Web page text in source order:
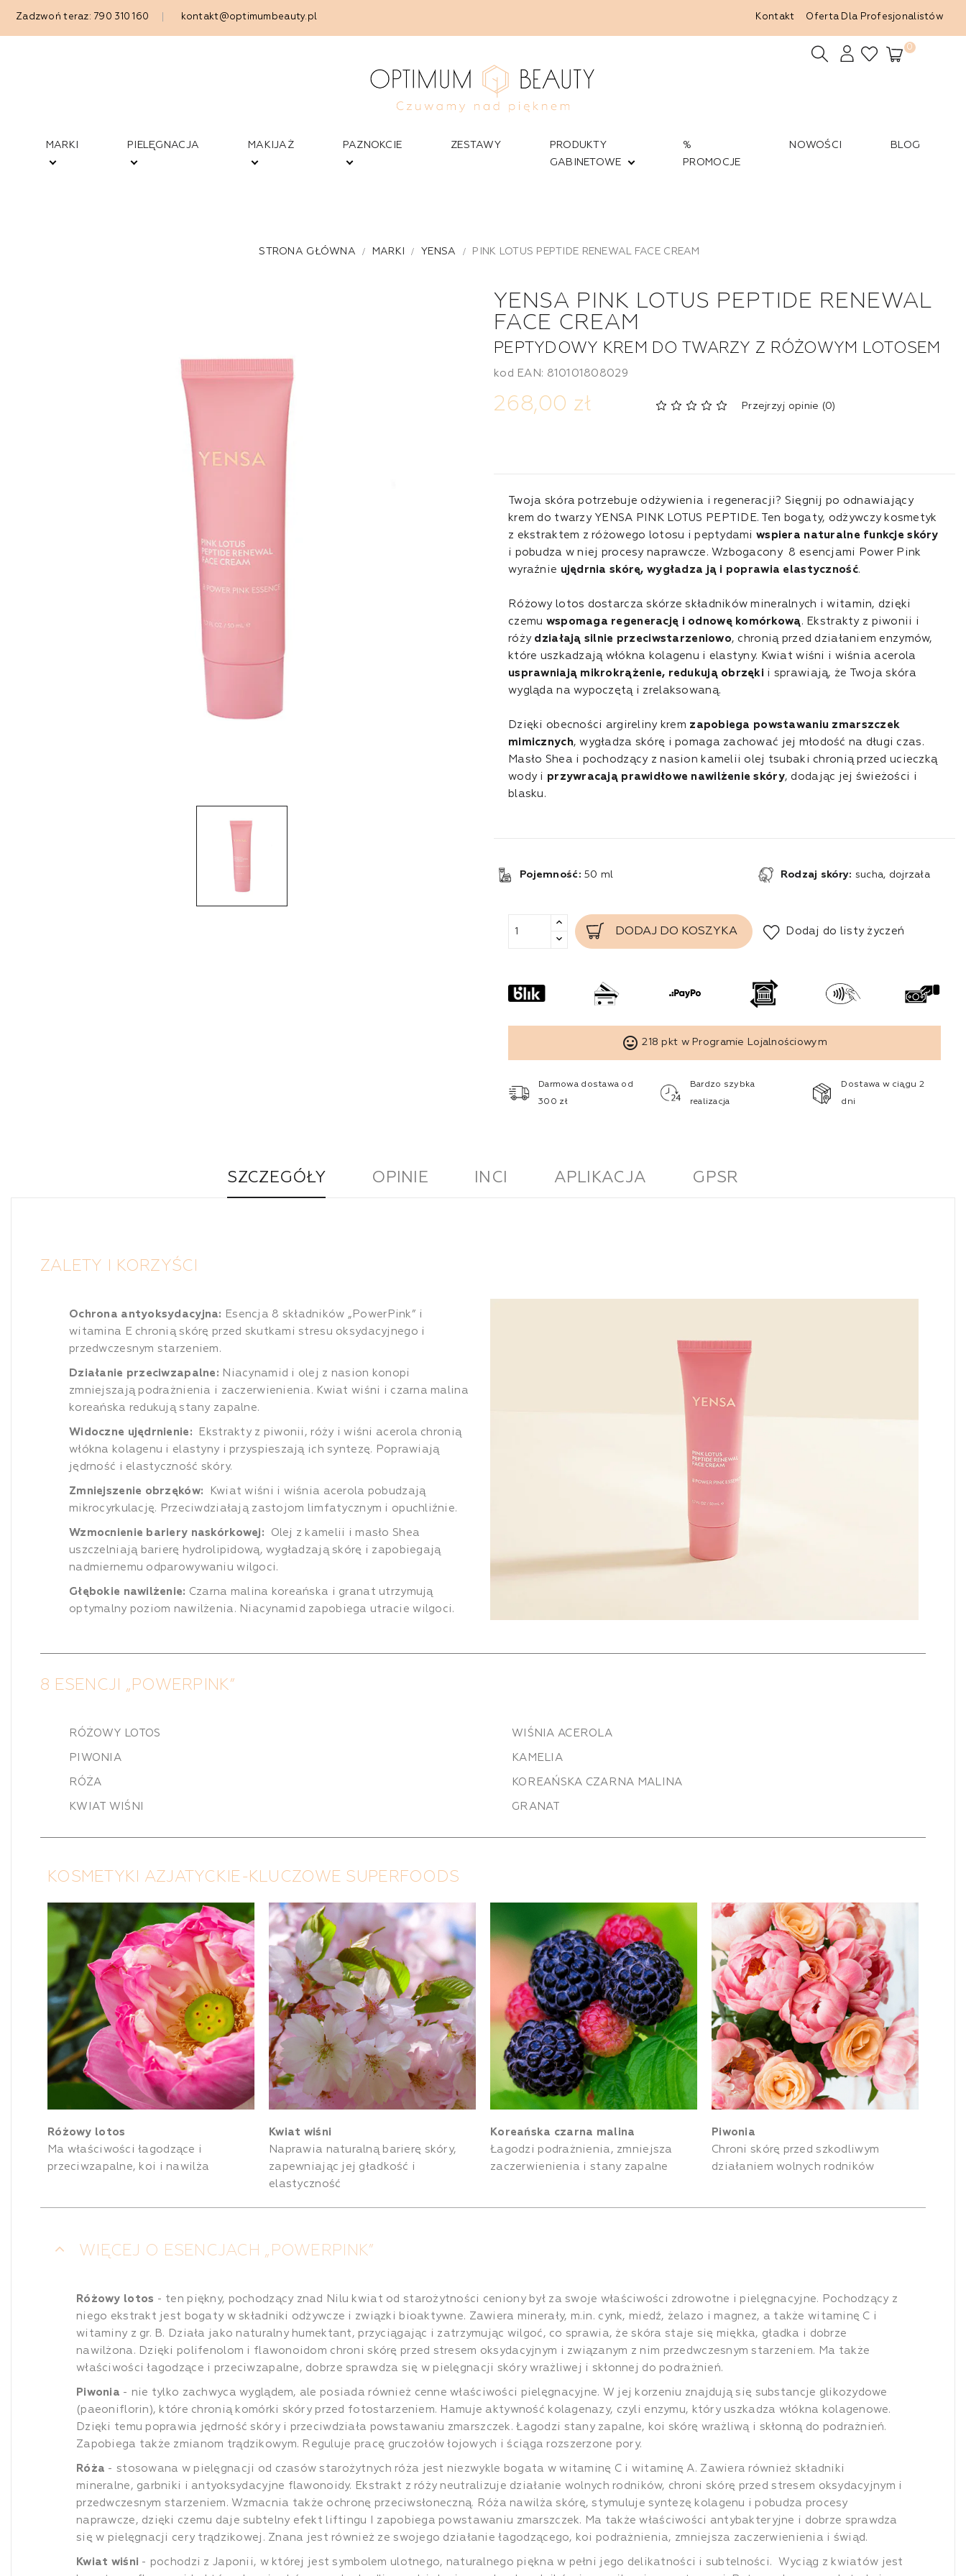
Kontakt Oferta Dla Profesjonalistów
Zadzwoń teraz: 790 310 160 kontakt@optimumbeauty.pl
0
MARKI PIELĘGNACJA MAKIJAŻ PAZNOKCIE ZESTAWY
PRODUKTY
GABINETOWE
%
PROMOCJE
NOWOŚCI BLOG
STRONA GŁÓWNA MARKI YENSA PINK LOTUS PEPTIDE RENEWAL FACE CREAM
YENSA PINK LOTUS PEPTIDE RENEWAL
FACE CREAM
PEPTYDOWY KREM DO TWARZY Z RÓŻOWYM LOTOSEM
kod EAN: 810101808029
268,00 zł Przejrzyj opinie (0)
Twoja skóra potrzebuje odżywienia i regeneracji? Sięgnij po odnawiający
krem do twarzy YENSA PINK LOTUS PEPTIDE. Ten bogaty, odżywczy kosmetyk
z ekstraktem z różowego lotosu i peptydamiwspiera naturalne funkcje skóry
i pobudza w niej procesy naprawcze. Wzbogacony 8 esencjami Power Pink
wyraźnie ujędrnia skórę, wygładza ją i poprawia elastyczność.
Różowy lotos dostarcza skórze składników mineralnych i witamin, dzięki
czemu wspomaga regenerację i odnowę komórkową . Ekstrakty z piwonii i
róży działają silnie przeciwstarzeniowo, chronią przed działaniem enzymów,
które uszkadzają włókna kolagenu i elastyny. Kwiat wiśni i wiśnia acerola
usprawniają mikrokrążenie, redukują obrzęki i sprawiają, że Twoja skóra
wygląda na wypoczętą i zrelaksowaną.
Dzięki obecności argireliny krem zapobiega powstawaniu zmarszczek
mimicznych, wygładza skórę i pomaga zachować jej młodość na długi czas.
Masło Shea i pochodzący z nasion kamelii olej tsubaki chronią przed ucieczką
wody i przywracają prawidłowe nawilżenie skóry, dodając jej świeżości i
blasku.
Pojemność:50 ml Rodzaj skóry: sucha, dojrzała
DODAJ DO KOSZYKA Dodaj do listy życzeń
tag_faces 218 pkt w Programie Lojalnościowym
Darmowa dostawa od
300 zł
Bardzo szybka
realizacja
Dostawa w ciągu 2
dni
SZCZEGÓŁY OPINIE INCI APLIKACJA GPSR
ZALETY I KORZYŚCI
Ochrona antyoksydacyjna: Esencja 8 składników „PowerPink” i
witamina E chronią skórę przed skutkami stresu oksydacyjnego i
przedwczesnym starzeniem.
Działanie przeciwzapalne: Niacynamid i olej z nasion konopi
zmniejszają podrażnienia i zaczerwienienia. Kwiat wiśni i czarna malina
koreańska redukują stany zapalne.
Widoczne ujędrnienie: Ekstrakty z piwonii, róży i wiśni acerola chronią
włókna kolagenu i elastyny i przyspieszają ich syntezę. Poprawiają
jędrność i elastyczność skóry.
Zmniejszenie obrzęków:
Kwiat wiśni i wiśnia acerola pobudzają
mikrocyrkulację. Przeciwdziałają zastojom limfatycznym i opuchliźnie.
Wzmocnienie bariery naskórkowej: Olej z kamelii i masło Shea
uszczelniają barierę hydrolipidową, wygładzają skórę i zapobiegają
nadmiernemu odparowywaniu wilgoci.
Głębokie nawilżenie: Czarna malina koreańska i granat utrzymują
optymalny poziom nawilżenia. Niacynamid zapobiega utracie wilgoci.
8 ESENCJI „POWERPINK”
RÓŻOWY LOTOS
PIWONIA
RÓŻA
KWIAT WIŚNI
WIŚNIA ACEROLA
KAMELIA
KOREAŃSKA CZARNA MALINA
GRANAT
KOSMETYKI AZJATYCKIE-KLUCZOWE SUPERFOODS
Różowy lotos
Ma właściwości łagodzące i
przeciwzapalne, koi i nawilża
Kwiat wiśni
Naprawia naturalną barierę skóry,
zapewniając jej gładkość i
elastyczność
Koreańska czarna malina
Łagodzi podrażnienia, zmniejsza
zaczerwienienia i stany zapalne
Piwonia
Chroni skórę przed szkodliwym
działaniem wolnych rodników
WIĘCEJ O ESENCJACH „POWERPINK”
Różowy lotos - ten piękny, pochodzący znad Nilu kwiat od starożytności ceniony był za swoje właściwości zdrowotne i pielęgnacyjne. Pochodzący z
niego ekstrakt jest bogaty w składniki odżywcze i związki bioaktywne. Zawiera minerały, m.in. cynk, miedź, żelazo i magnez, a także witaminę C i
witaminy z gr. B. Działa jako naturalny humektant, przyciągając i zatrzymując wilgoć, co sprawia, że skóra staje się miękka, gładka i dobrze
nawilżona. Dzięki polifenolom i flawonoidom chroni skórę przed stresem oksydacyjnym i związanym z nim przedwczesnym starzeniem. Ma także
właściwości łagodzące i przeciwzapalne, dobrze sprawdza się w pielęgnacji skóry wrażliwej i skłonnej do podrażnień.
Piwonia - nie tylko zachwyca wyglądem, ale posiada również cenne właściwości pielęgnacyjne. W jej korzeniu znajdują się substancje glikozydowe
(paeoniflorin), które chronią komórki skóry przed fotostarzeniem. Hamuje aktywność kolagenazy, czyli enzymu, który uszkadza włókna kolagenowe.
Dzięki temu poprawia jędrność skóry i przeciwdziała powstawaniu zmarszczek. Łagodzi stany zapalne, koi skórę wrażliwą i skłonną do podrażnień.
Zapobiega także zmianom trądzikowym. Reguluje pracę gruczołów łojowych i ściąga rozszerzone pory.
Róża - stosowana w pielęgnacji od czasów starożytnych róża jest niezwykle bogata w witaminę C i witaminę A. Zawiera również składniki
mineralne, garbniki i antyoksydacyjne flawonoidy. Ekstrakt z róży neutralizuje działanie wolnych rodników, chroni skórę przed stresem oksydacyjnym i
przedwczesnym starzeniem. Wzmacnia także ochronę przeciwsłoneczną. Róża nawilża skórę, stymuluje syntezę kolagenu i pobudza procesy
naprawcze, dzięki czemu daje subtelny efekt liftingu I zapobiega powstawaniu zmarszczek. Ma także właściwości antybakteryjne i dobrze sprawdza
się w pielęgnacji cery trądzikowej. Znana jest również ze swojego działanie łagodzącego, koi podrażnienia, zmniejsza zaczerwienienia i świąd.
Kwiat wiśni - pochodzi z Japonii, w której jest symbolem ulotnego, naturalnego piękna w pełni jego delikatności i subtelności.
Wyciąg z kwiatów jest